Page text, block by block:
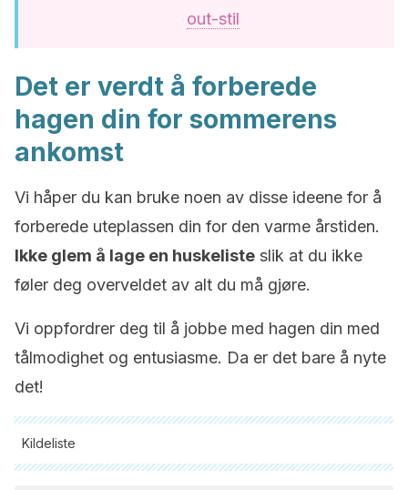
out-stil
Det er verdt å forberede
hagen din for sommerens
ankomst
Vi håper du kan bruke noen av disse ideene for å
forberede uteplassen din for den varme årstiden.
Ikke glem å lage en huskeliste slik at du ikke
føler deg overveldet av alt du må gjøre.
Vi oppfordrer deg til å jobbe med hagen din med
tålmodighet og entusiasme. Da er det bare å nyte
det!
Kildeliste
Alle siterte kilder ble grundig gjennomgått av teamet vårt for å